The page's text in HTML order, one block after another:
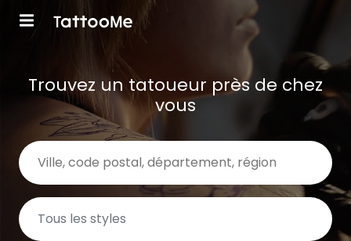
Trouvez un tatoueur près de chez
vous